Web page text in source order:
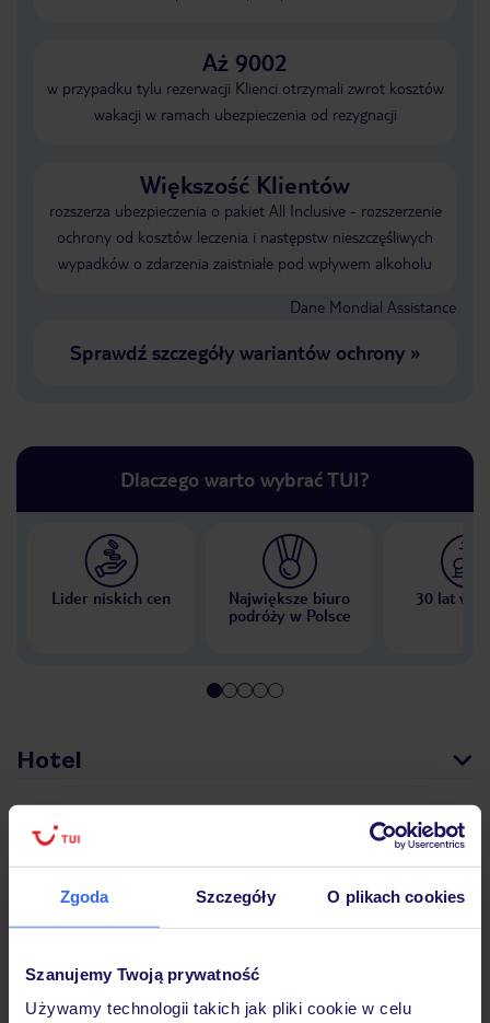
Zgoda Szczegóły O plikach cookies
Szanujemy Twoją prywatność
Używamy technologii takich jak pliki cookie w celu
Aż 9002
w przypadku tylu rezerwacji Klienci otrzymali zwrot kosztów
wakacji w ramach ubezpieczenia od rezygnacji
Większość Klientów
rozszerza ubezpieczenia o pakiet All Inclusive - rozszerzenie
ochrony od kosztów leczenia i następstw nieszczęśliwych
wypadków o zdarzenia zaistniałe pod wpływem alkoholu
Dane Mondial Assistance
Sprawdź szczegóły wariantów ochrony»
Dlaczego warto wybrać TUI?
Lider niskich cen
Największe biuro
podróży w Polsce
30 lat w
Hotel
Opinie
Pokoje
Wyżywienie